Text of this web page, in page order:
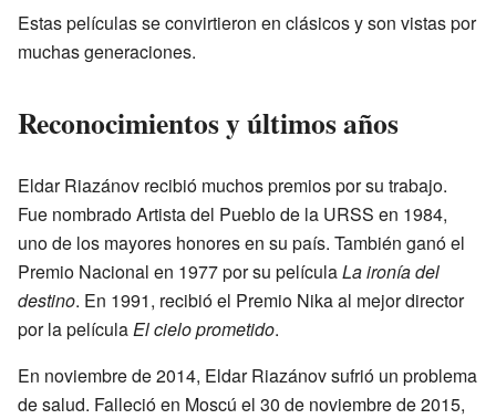
Estas películas se convirtieron en clásicos y son vistas por
muchas generaciones.
Reconocimientos y últimos años
Eldar Riazánov recibió muchos premios por su trabajo.
Fue nombrado Artista del Pueblo de la URSS en 1984,
uno de los mayores honores en su país. También ganó el
Premio Nacional en 1977 por su películaLa ironía del
destino. En 1991, recibió el Premio Nika al mejor director
por la películaEl cielo prometido.
En noviembre de 2014, Eldar Riazánov sufrió un problema
de salud. Falleció en Moscú el 30 de noviembre de 2015,